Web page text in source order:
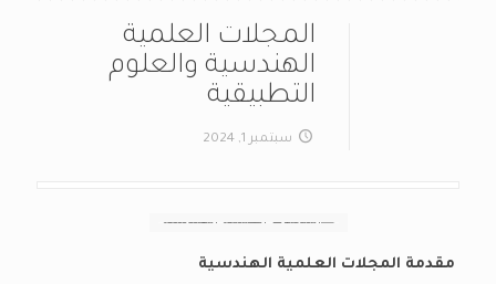
المجلات العلمية
الهندسية والعلوم
التطبيقية
سبتمبر 1, 2024
مقدمة المجلات العلمية الهندسية